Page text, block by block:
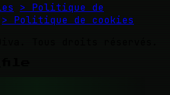
> Politique de
> Politique de cookies